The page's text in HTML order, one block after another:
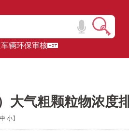
辆环保审核
大气粗颗粒物浓度
中 小】